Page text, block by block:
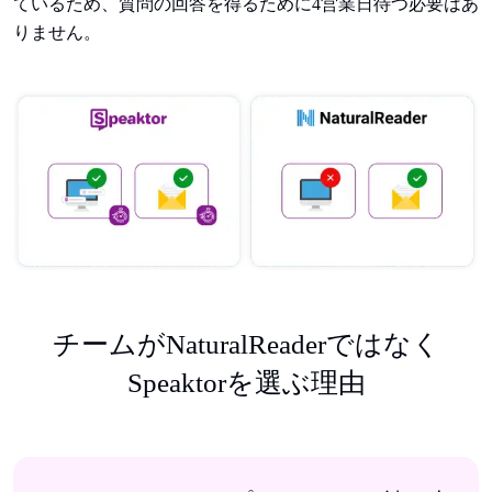
りません。
チームがNaturalReaderではなく
Speaktorを選ぶ理由